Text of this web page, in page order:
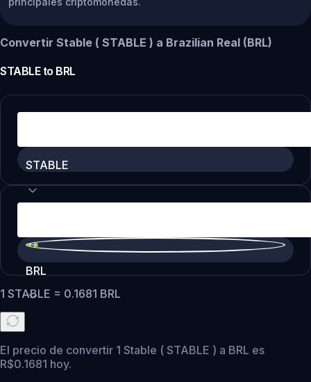
Convertir Stable ( STABLE ) a Brazilian Real (BRL)
STABLEto BRL
STABLE
BRL
1 STABLE = 0.1681 BRL
El precio de convertir 1 Stable ( STABLE ) a BRL es
R$0.1681 hoy.